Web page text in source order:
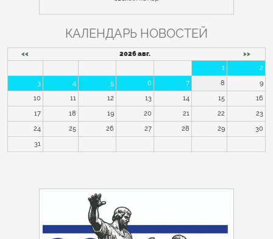
КАЛЕНДАРЬ НОВОСТЕЙ
<< 2026 авг.
>>
1
2
3
4 5 6 7 8
9
10
11 12 13 14 15
16
17
18 19 20 21 22
23
24
25 26 27 28 29
30
31